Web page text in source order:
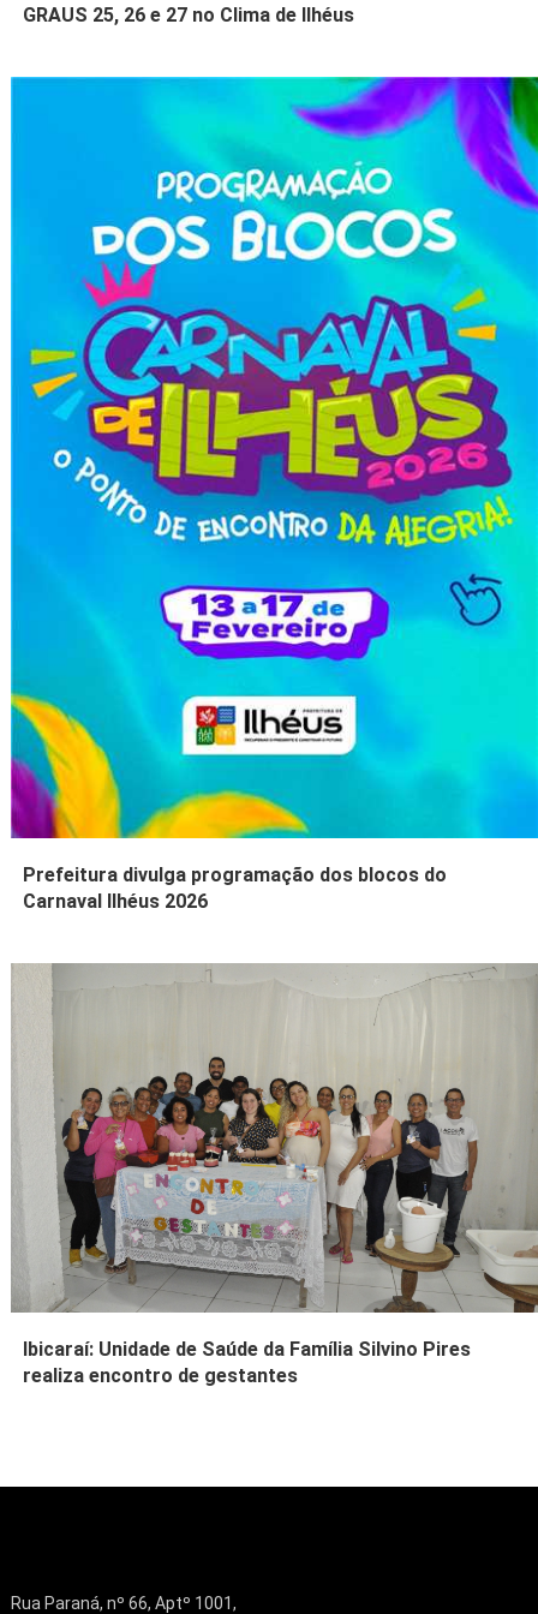
GRAUS 25, 26 e 27 no Clima de Ilhéus
Prefeitura divulga programação dos blocos do
Carnaval Ilhéus 2026
Ibicaraí: Unidade de Saúde da Família Silvino Pires
realiza encontro de gestantes
Rua Paraná, nº 66, Aptº 1001,